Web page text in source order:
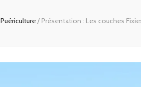
Puériculture/ Présentation : Les couches